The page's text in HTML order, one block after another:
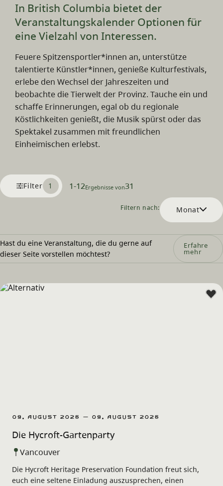
In British Columbia bietet der
Veranstaltungskalender Optionen für
eine Vielzahl von Interessen.
Feuere Spitzensportler*innen an, unterstütze
talentierte Künstler*innen, genieße Kulturfestivals,
erlebe den Wechsel der Jahreszeiten und
beobachte die Tierwelt der Provinz. Tauche ein und
schaffe Erinnerungen, egal ob du regionale
Köstlichkeiten genießt, die Musik spürst oder das
Spektakel zusammen mit freundlichen
Einheimischen erlebst.
Filter 1 1-12Ergebnisse von31
Filtern nach: Monat
Hast du eine Veranstaltung, die du gerne auf
dieser Seite vorstellen möchtest?
Erfahre
mehr
09. August 2026 – 09. August 2026
Die Hycroft-Gartenparty
Vancouver
Die Hycroft Heritage Preservation Foundation freut sich,
euch eine seltene Einladung auszusprechen, einen